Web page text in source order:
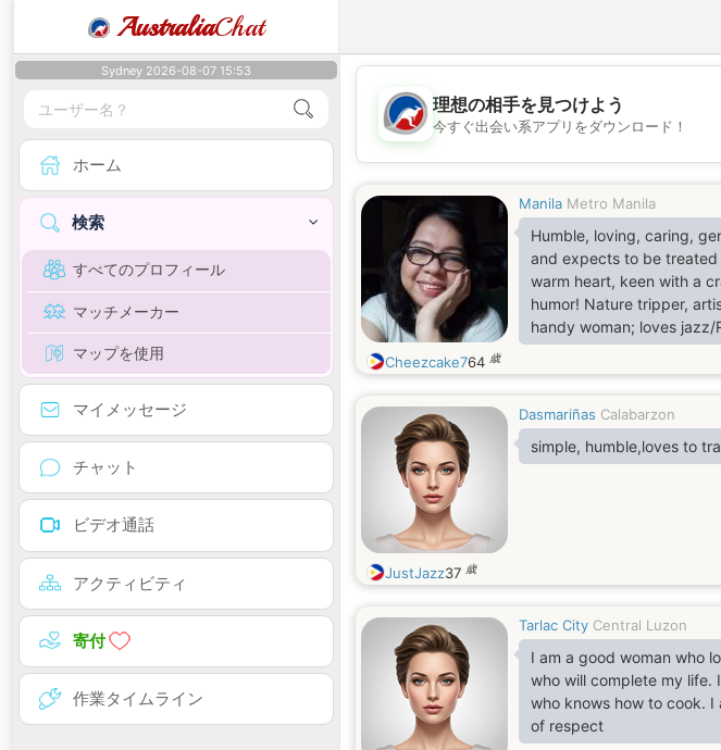
AustraliaChat
Sydney 2026-08-07 15:53
ホーム
検索
すべてのプロフィール
マッチメーカー
マップを使用
マイメッセージ
チャット
ビデオ通話
アクティビティ
寄付
作業タイムライン
💖
理想の相手を見つけよう
今すぐ出会い系アプリをダウンロード！
Manila Metro Manila
Humble, loving, caring,
and expects to be treated
warm heart, keen with a
humor! Nature tripper,
handy woman; loves jazz/
the guitar and keyboard,
Am already retired.
is my command! 🥰🙏🏼
Cheezcake764 歳
Dasmariñas Calabarzon
simple, humble,loves to
JustJazz37 歳
Tarlac City Central Luzon
I am a good woman who
who will complete my life.
who knows how to cook. I
of respect